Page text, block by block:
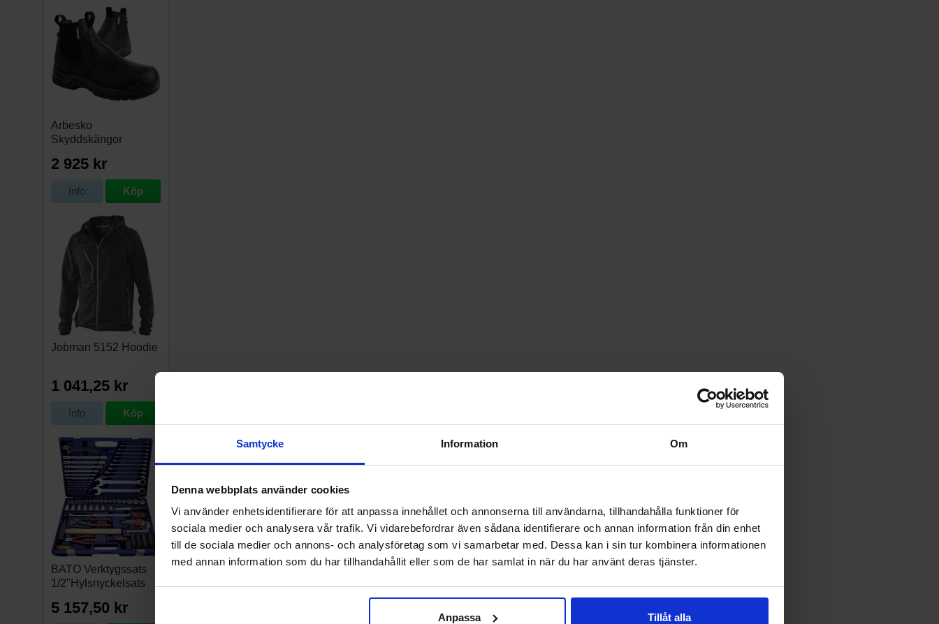
Samtycke Information Om
Denna webbplats använder cookies
Vi använder enhetsidentifierare för att anpassa innehållet och annonserna till användarna, tillhandahålla funktioner för
sociala medier och analysera vår trafik. Vi vidarebefordrar även sådana identifierare och annan information från din enhet
till de sociala medier och annons- och analysföretag som vi samarbetar med. Dessa kan i sin tur kombinera informationen
med annan information som du har tillhandahållit eller som de har samlat in när du har använt deras tjänster.
Anpassa Tillåt alla
Arbesko
Skyddskängor
2 925 kr
Info Köp
Jobman 5152 Hoodie
1 041,25 kr
Info Köp
BATO Verktygssats
1/2"Hylsnyckelsats
5 157,50 kr